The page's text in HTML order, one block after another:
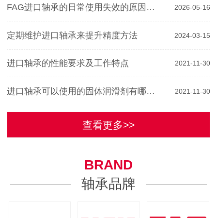
FAG进口轴承的日常使用失效的原因分析 2026-05-16
定期维护进口轴承来提升精度方法 2024-03-15
进口轴承的性能要求及工作特点 2021-11-30
进口轴承可以使用的固体润滑剂有哪些？ 2021-11-30
查看更多>>
BRAND
轴承品牌